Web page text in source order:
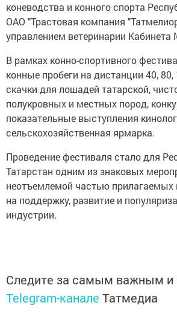
коневодства и конного спорта
ОАО "Трастовая компания
управлением ветеринарии Кабинета
В рамках конно-спортивного
конные пробеги на дистанции 40,
скачки для лошадей татарской,
полукровных и местных пород,
показательные выступления
сельскохозяйственная ярмарка.
Проведение фестиваля стало для
Татарстан одним из знаковых
неотъемлемой частью прилагаемых
на поддержку, развитие и
индустрии.
Следите за самым важным и
Telegram-канале Татмедиа